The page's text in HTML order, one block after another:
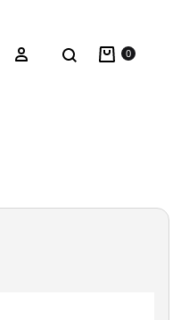
เข้าระบบ
ค้นหา Cart
0